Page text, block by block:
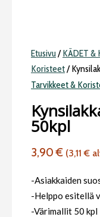
Etusivu/KÄDET &
Koristeet/
Tarvikkeet &
50kpl
3,90€ (3,11€
-Asiakkaiden
-Helppo esitellä
-Värimallit 50 kpl